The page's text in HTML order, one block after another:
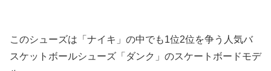
このシューズは「ナイキ」の中でも1位2位を争う人気バ
スケットボールシューズ「ダンク」のスケートボードモデ